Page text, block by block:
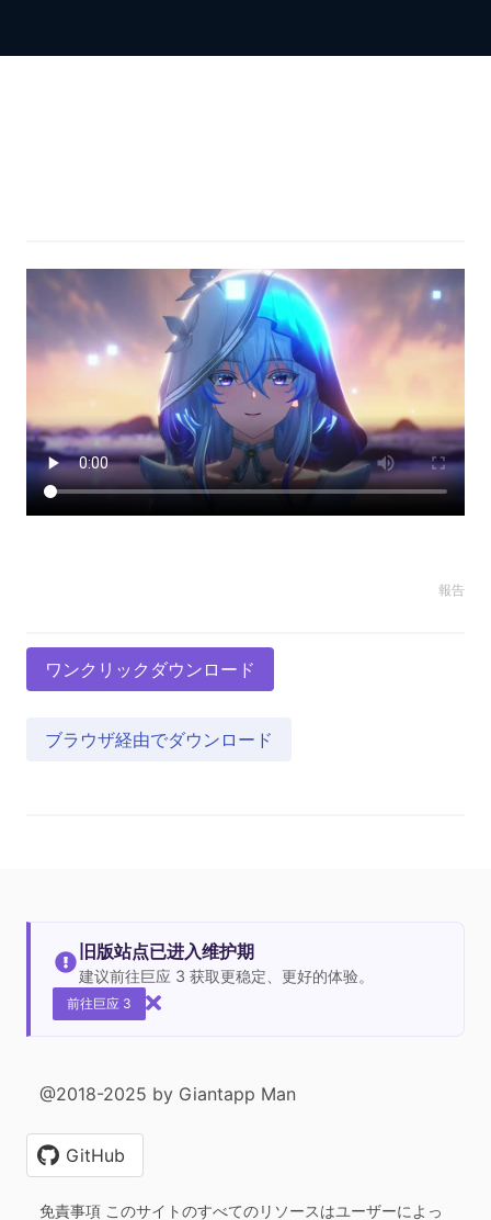
報告
ワンクリックダウンロード
ブラウザ経由でダウンロード
旧版站点已进入维护期
建议前往巨应 3 获取更稳定、更好的体验。
前往巨应 3
@2018-2025 by Giantapp Man
GitHub
免責事項 このサイトのすべてのリソースはユーザーによっ